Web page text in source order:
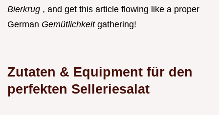
Bierkrug , and get this article flowing like a proper
German Gemütlichkeit gathering!
Zutaten & Equipment für den
perfekten Selleriesalat